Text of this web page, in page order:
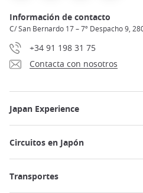
Información de contacto
C/ San Bernardo 17 – 7º Despacho 9,
+34 91 198 31 75
Contacta con nosotros
Japan Experience
Circuitos en Japón
Transportes